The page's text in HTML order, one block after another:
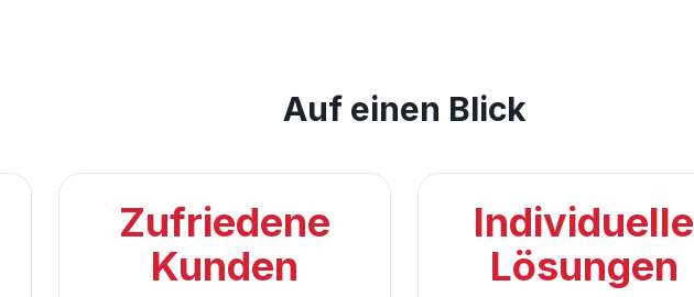
Auf einen Blick
Zufriedene
Kunden
Individuelle
Lösungen